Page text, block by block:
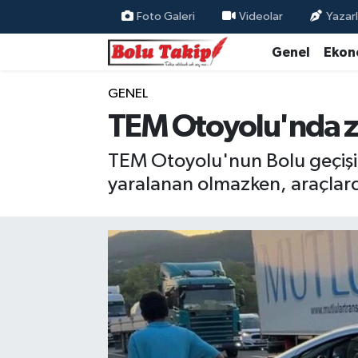
Foto Galeri Videolar
Genel
GENEL
TEM Otoyolu'nda
TEM Otoyolu'nun Bolu
yaralanan olmazken,